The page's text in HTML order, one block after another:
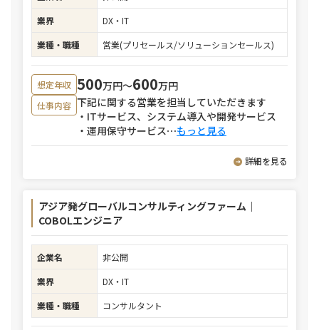
業界
DX・IT
業種・職種
営業(プリセールス/ソリューションセールス)
想定年収 500万円〜600万円
仕事内容 下記に関する営業を担当していただきます
・ITサービス、システム導入や開発サービス
・運用保守サービス⋯もっと見る
詳細を見る
アジア発グローバルコンサルティングファーム｜
COBOLエンジニア
企業名
非公開
業界
DX・IT
業種・職種
コンサルタント